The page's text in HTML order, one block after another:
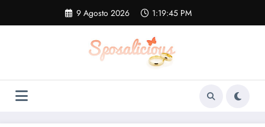
contenuto
9 Agosto 2026 1:19:45 PM